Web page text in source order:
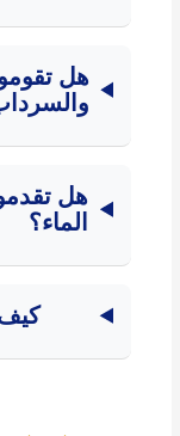
هل
هل
الماء؟